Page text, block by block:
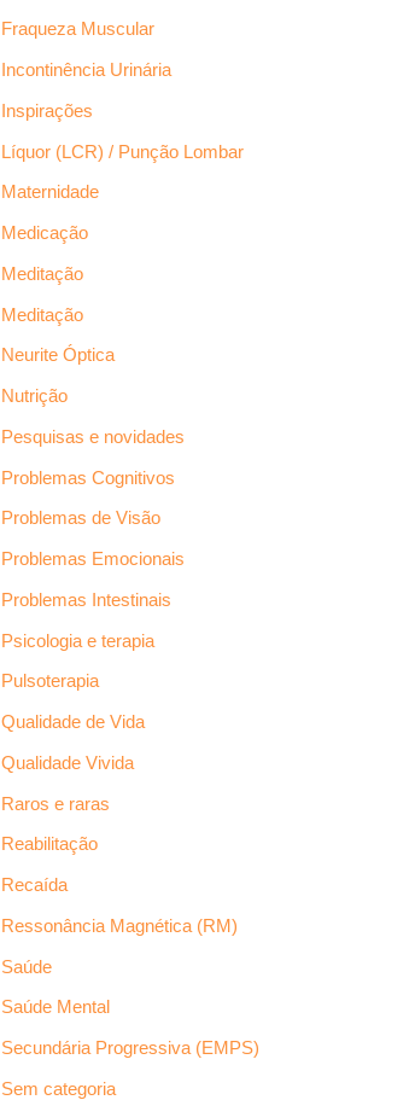
Fraqueza Muscular
Incontinência Urinária
Inspirações
Líquor (LCR) / Punção Lombar
Maternidade
Medicação
Meditação
Meditação
Neurite Óptica
Nutrição
Pesquisas e novidades
Problemas Cognitivos
Problemas de Visão
Problemas Emocionais
Problemas Intestinais
Psicologia e terapia
Pulsoterapia
Qualidade de Vida
Qualidade Vivida
Raros e raras
Reabilitação
Recaída
Ressonância Magnética (RM)
Saúde
Saúde Mental
Secundária Progressiva (EMPS)
Sem categoria